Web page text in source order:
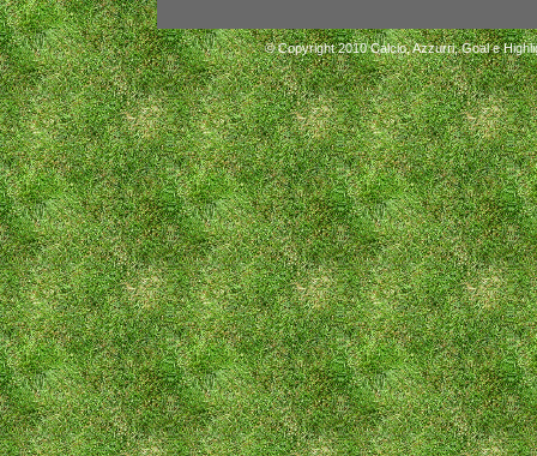
© Copyright 2010Calcio, Azzurri, Goal e